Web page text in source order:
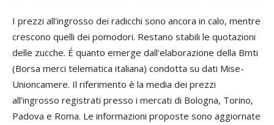
I prezzi all'ingrosso dei radicchi sono ancora in calo, mentre
crescono quelli dei pomodori. Restano stabili le quotazioni
delle zucche. É quanto emerge dall'elaborazione della Bmti
(Borsa merci telematica italiana) condotta su dati Mise-
Unioncamere. Il riferimento è la media dei prezzi
all’ingrosso registrati presso i mercati di Bologna, Torino,
Padova e Roma. Le informazioni proposte sono aggiornate